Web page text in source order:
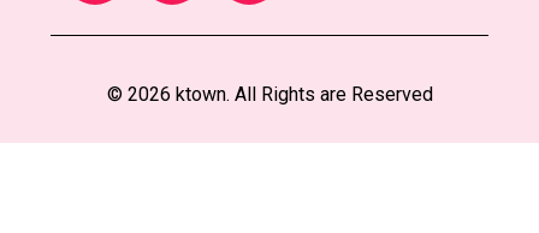
© 2026 ktown. All Rights are Reserved